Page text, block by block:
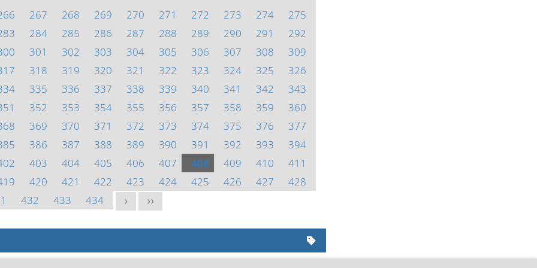
267 268 269 270 271 272 273 274
275
284 285 286 287 288 289 290 291
292
301 302 303 304 305 306 307 308
309
318 319 320 321 322 323 324 325
326
335 336 337 338 339 340 341 342
343
352 353 354 355 356 357 358 359
360
369 370 371 372 373 374 375 376
377
386 387 388 389 390 391 392 393
394
403 404 405 406 407 408 409 410
411
420 421 422 423 424 425 426 427
428
432 433 434 > >>